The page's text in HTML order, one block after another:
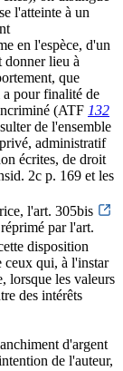
l'atteinte à un
en l'espèce, d'un
donner lieu à
que
pour finalité de
(ATF 132
de l'ensemble
administratif
écrites, de droit
2c p. 169 et les
l'art. 305bis
par l'art.
disposition
ceux qui, à l'instar
lorsque les valeurs
des intérêts
d'argent
de l'auteur,